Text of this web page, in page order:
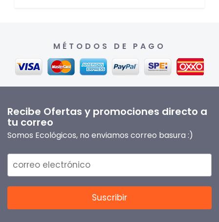
MÉTODOS DE PAGO
Recibe Ofertas y promociones directo a
tu correo
Somos Ecológicos, no enviamos correo basura :)